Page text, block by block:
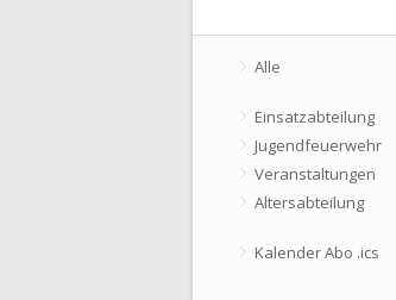
Alle
Einsatzabteilung
Jugendfeuerwehr
Veranstaltungen
Altersabteilung
Kalender Abo .ics